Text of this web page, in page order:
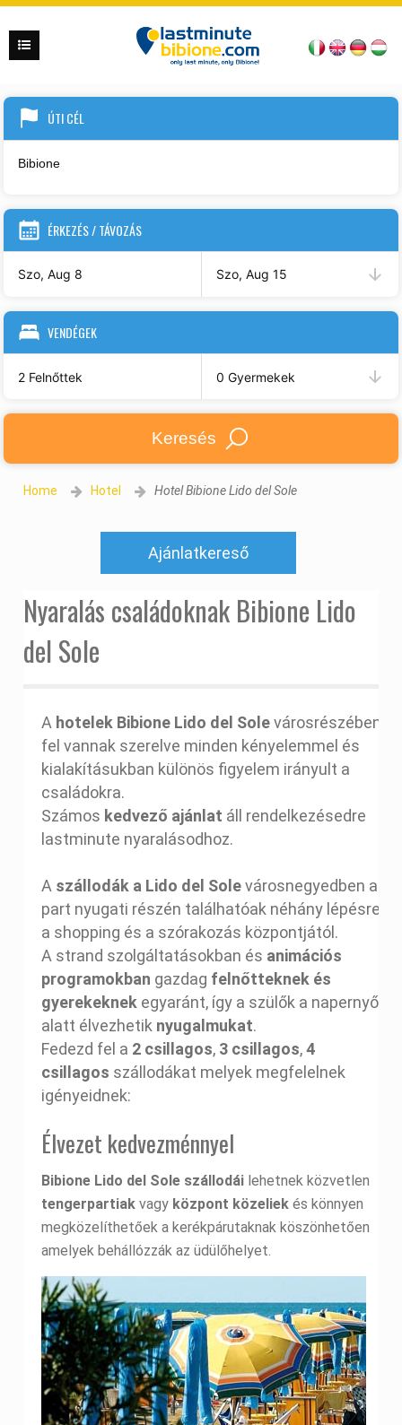
ÚTI CÉL
ÉRKEZÉS / TÁVOZÁS
Szo, Aug 8 Szo, Aug 15
VENDÉGEK
2 Felnőttek 0 Gyermekek
Keresés
Home Hotel Hotel Bibione Lido del Sole
Ajánlatkereső
Nyaralás családoknak Bibione Lido
del Sole
A hotelek Bibione Lido del Solevárosrészében
fel vannak szerelve minden kényelemmel és
kialakításukban különös figyelem irányult a
családokra.
Számos kedvező ajánlat áll rendelkezésedre
lastminute nyaralásodhoz.
A szállodák a Lido del Solevárosnegyedben a
part nyugati részén találhatóak néhány lépésre
a shopping és a szórakozás központjától.
A strand szolgáltatásokban és animációs
programokban gazdag felnőtteknek és
gyerekeknek egyaránt, így a szülők a napernyő
alatt élvezhetik nyugalmukat.
Fedezd fel a 2 csillagos, 3 csillagos,4
csillagos szállodákat melyek megfelelnek
igényeidnek:
Élvezet kedvezménnyel
Bibione Lido del Sole szállodái lehetnek közvetlen
tengerpartiak vagy központ közeliekés könnyen
megközelíthetőek a kerékpárutaknak köszönhetően
amelyek behállózzák az üdülőhelyet.